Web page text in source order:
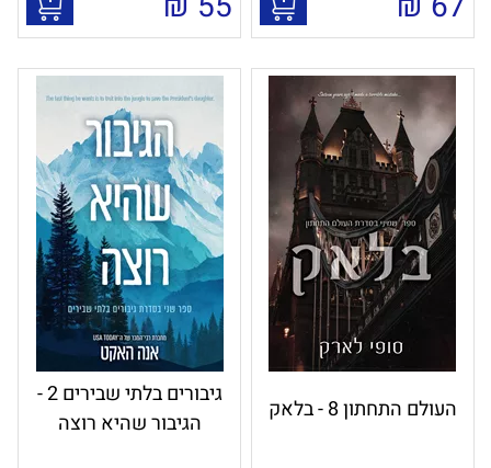
העולם התחתון 8 - בלאק
גיבורים בלתי שבירים 2 -
הגיבור שהיא רוצה